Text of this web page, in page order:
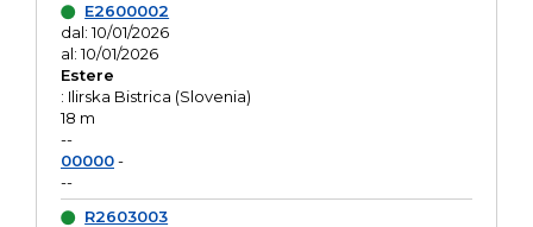
E2600002
dal: 10/01/2026
al: 10/01/2026
Estere
: Ilirska Bistrica (Slovenia)
18 m
--
00000-
--
R2603003